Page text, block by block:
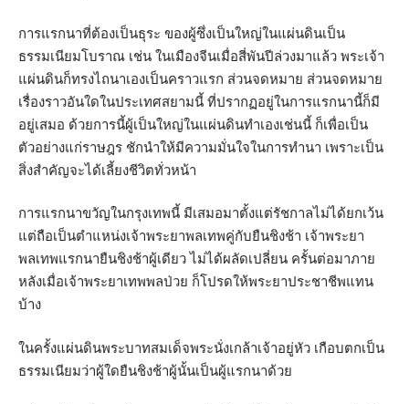
การแรกนาที่ต้องเป็นธุระ ของผู้ซึ่งเป็นใหญ่ในแผ่นดินเป็น
ธรรมเนียมโบราณ เช่น ในเมืองจีนเมื่อสี่พันปีล่วงมาแล้ว พระเจ้า
แผ่นดินก็ทรงไถนาเองเป็นคราวแรก ส่วนจดหมาย ส่วนจดหมาย
เรื่องราวอันใดในประเทศสยามนี้ ที่ปรากฏอยู่ในการแรกนานี้ก็มี
อยู่เสมอ ด้วยการนี้ผู้เป็นใหญ่ในแผ่นดินทำเองเช่นนี้ ก็เพื่อเป็น
ตัวอย่างแก่ราษฎร ชักนำให้มีความมั่นใจในการทำนา เพราะเป็น
สิ่งสำคัญจะได้เลี้ยงชีวิตทั่วหน้า
การแรกนาขวัญในกรุงเทพนี้ มีเสมอมาตั้งแต่รัชกาลไม่ได้ยกเว้น
แต่ถือเป็นตำแหน่งเจ้าพระยาพลเทพคู่กับยืนชิงช้า เจ้าพระยา
พลเทพแรกนายืนชิงช้าผู้เดียว ไม่ได้ผลัดเปลี่ยน ครั้นต่อมาภาย
หลังเมื่อเจ้าพระยาเทพพลป่วย ก็โปรดให้พระยาประชาชีพแทน
บ้าง
ในครั้งแผ่นดินพระบาทสมเด็จพระนั่งเกล้าเจ้าอยู่หัว เกือบตกเป็น
ธรรมเนียมว่าผู้ใดยืนชิงช้าผู้นั้นเป็นผู้แรกนาด้วย